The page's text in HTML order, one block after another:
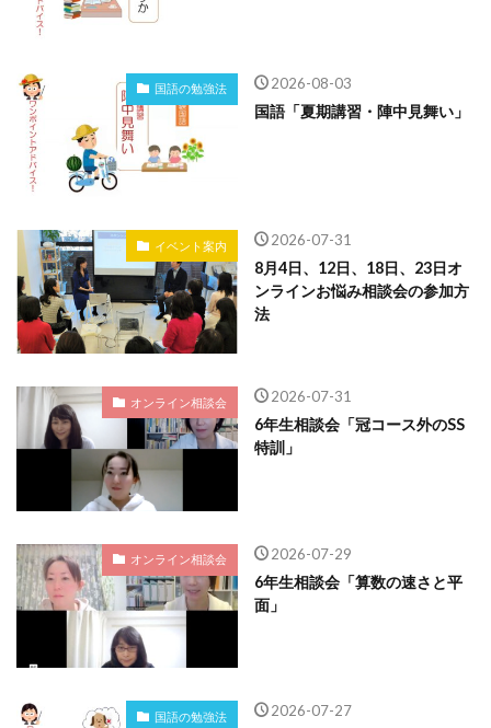
国語の勉強法 2026-08-03
国語「夏期講習・陣中見舞い」
イベント案内 2026-07-31
8月4日、12日、18日、23日オ
ンラインお悩み相談会の参加方
法
オンライン相談会 2026-07-31
6年生相談会「冠コース外のSS
特訓」
オンライン相談会 2026-07-29
6年生相談会「算数の速さと平
面」
国語の勉強法 2026-07-27